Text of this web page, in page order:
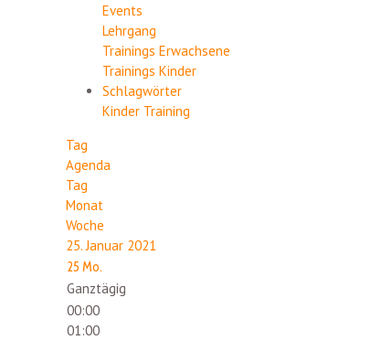
Events
Lehrgang
Trainings Erwachsene
Trainings Kinder
Schlagwörter
Kinder Training
Tag
Agenda
Tag
Monat
Woche
25. Januar 2021
25 Mo.
Ganztägig
00:00
01:00